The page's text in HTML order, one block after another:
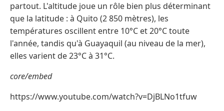
partout. L'altitude joue un rôle bien plus déterminant
que la latitude : à Quito (2 850 mètres), les
températures oscillent entre 10°C et 20°C toute
l'année, tandis qu'à Guayaquil (au niveau de la mer),
elles varient de 23°C à 31°C.
core/embed
https://www.youtube.com/watch?v=DjBLNo1tfuw